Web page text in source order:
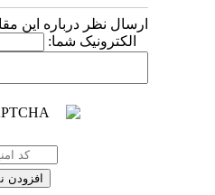
ارسال نظر درباره این
الکترونیک شما: